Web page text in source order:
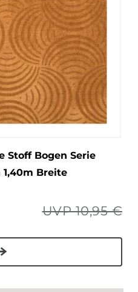
Stoff Bogen Serie
Breite
UVP 10,95 €